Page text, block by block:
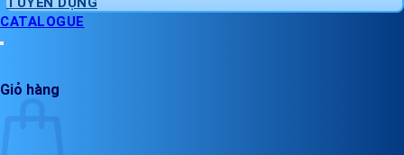
CATALOGUE
Giỏ hàng